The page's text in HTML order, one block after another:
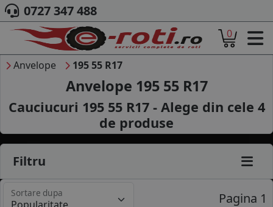
ACASA
DESPRE NOI
ANVELOPE
AUTO
CAMION
MOTO
AGROINDUSTRIALE
MARCA AUTO
0727 347 488
0
Anvelope 195 55 R17
Anvelope 195 55 R17
Cauciucuri 195 55 R17 - Alege din cele 4
de produse
Filtru
Sortare dupa Pagina 1